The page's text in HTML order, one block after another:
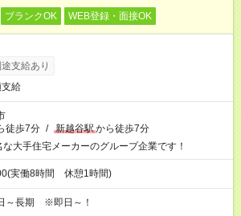
ブランクOK WEB登録・面接OK
支給あり
給
徒歩7分 / 新越谷駅から徒歩7分
大手住宅メーカーのグループ企業です！
実働8時間 休憩1時間)
～長期 ※即日～！